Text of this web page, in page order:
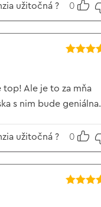
užitočná ? 0
top! Ale je to za mňa
s nim bude geniálna.
užitočná ? 0